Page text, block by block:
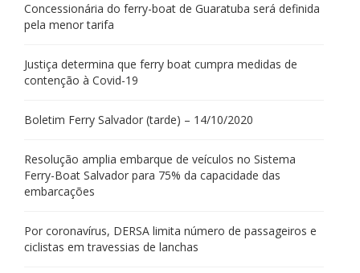
Concessionária do ferry-boat de Guaratuba será definida
pela menor tarifa
Justiça determina que ferry boat cumpra medidas de
contenção à Covid-19
Boletim Ferry Salvador (tarde) – 14/10/2020
Resolução amplia embarque de veículos no Sistema
Ferry-Boat Salvador para 75% da capacidade das
embarcações
Por coronavírus, DERSA limita número de passageiros e
ciclistas em travessias de lanchas